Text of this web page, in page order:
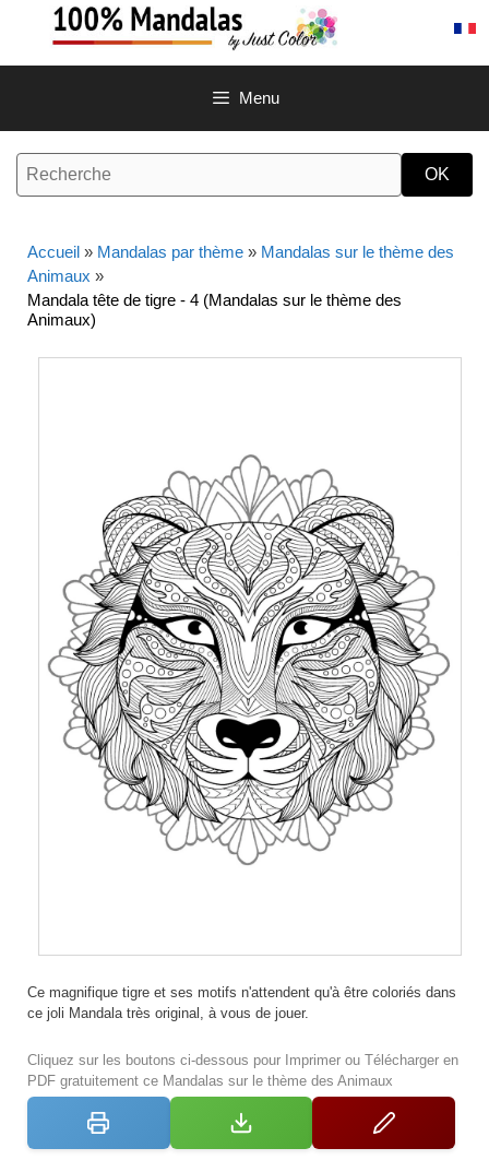
contenu
Menu
Accueil » Mandalas par thème » Mandalas sur le thème des
Animaux »
Mandala tête de tigre - 4 (Mandalas sur le thème des
Animaux)
Ce magnifique tigre et ses motifs n'attendent qu'à être coloriés dans
ce joli Mandala très original, à vous de jouer.
Cliquez sur les boutons ci-dessous pour Imprimer ou Télécharger en
PDF gratuitement ce Mandalas sur le thème des Animaux